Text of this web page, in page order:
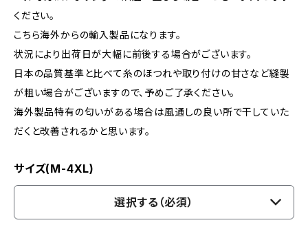
ください。
こちら海外からの輸入製品になります。
状況により出荷日が大幅に前後する場合がございます。
日本の品質基準と比べて糸のほつれや取り付けの甘さなど縫製
が粗い場合がございますので、予めご了承ください。
海外製品特有の匂いがある場合は風通しの良い所で干していた
だくと改善されるかと思います。
サイズ(M-4XL)
選択する（必須）